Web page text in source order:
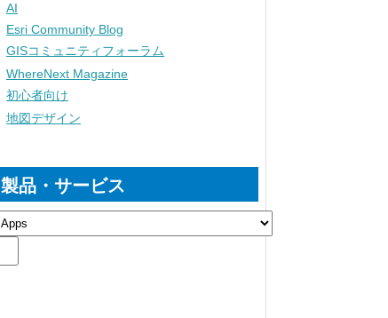
AI
Esri Community Blog
GISコミュニティフォーラム
WhereNext Magazine
初心者向け
地図デザイン
製品・サービス